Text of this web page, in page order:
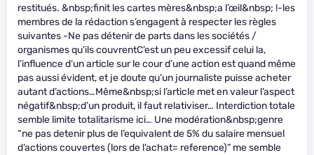
restitués. &nbsp;finit les cartes mères&nbsp;a l’œil&nbsp; !-les
membres de la rédaction s’engagent à respecter les règles
suivantes -Ne pas détenir de parts dans les sociétés /
organismes qu’ils couvrentC’est un peu excessif celui la,
l’influence d’un article sur le cour d’une action est quand même
pas aussi évident, et je doute qu’un journaliste puisse acheter
autant d’actions…Même&nbsp;si l’article met en valeur l’aspect
négatif&nbsp;d’un produit, il faut relativiser… Interdiction totale
semble limite totalitarisme ici… Une modération&nbsp;genre
“ne pas detenir plus de l’equivalent de 5% du salaire mensuel
d’actions couvertes (lors de l’achat= reference)” me semble